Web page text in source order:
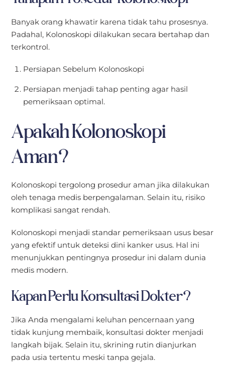
Banyak orang khawatir karena tidak tahu prosesnya.
Padahal, Kolonoskopi dilakukan secara bertahap dan
terkontrol.
Persiapan Sebelum Kolonoskopi
Persiapan menjadi tahap penting agar hasil
pemeriksaan optimal.
Apakah Kolonoskopi
Aman?
Kolonoskopi tergolong prosedur aman jika dilakukan
oleh tenaga medis berpengalaman. Selain itu, risiko
komplikasi sangat rendah.
Kolonoskopi menjadi standar pemeriksaan usus besar
yang efektif untuk deteksi dini kanker usus. Hal ini
menunjukkan pentingnya prosedur ini dalam dunia
medis modern.
Kapan Perlu Konsultasi Dokter?
Jika Anda mengalami keluhan pencernaan yang
tidak kunjung membaik, konsultasi dokter menjadi
langkah bijak. Selain itu, skrining rutin dianjurkan
pada usia tertentu meski tanpa gejala.